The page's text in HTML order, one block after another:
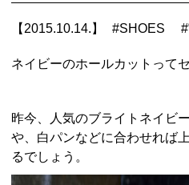
【2015.10.14.】 #SHOES #
ネイビーのホールカットって
昨今、人気のブライトネイビ
や、白パンなどに合わせれば
るでしょう。